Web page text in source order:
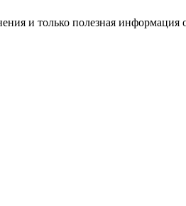
и только полезная